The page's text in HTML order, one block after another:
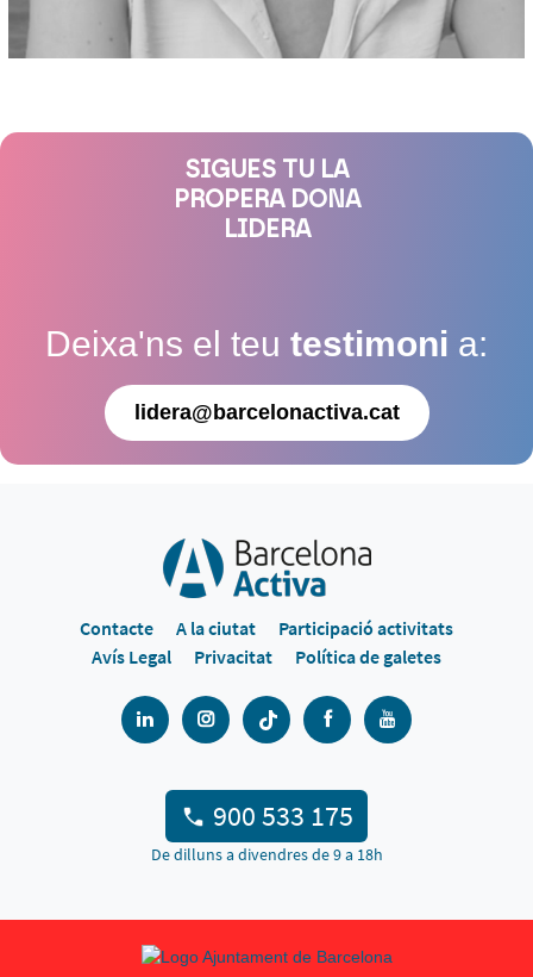
SIGUES TU LA
PROPERA DONA
LIDERA
Deixa'ns el teu testimoni a:
lidera@barcelonactiva.cat
Contacte A la ciutat
Participació activitats
Avís Legal
Privacitat Política de galetes
900 533 175
De dilluns a divendres de 9 a 18h